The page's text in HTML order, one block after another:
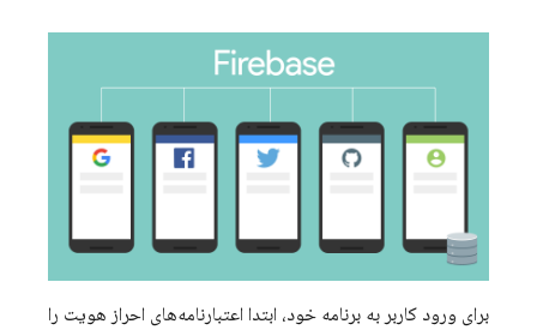
برای ورود کاربر به برنامه خود، ابتدا اعتبارنامه‌های احراز هویت را